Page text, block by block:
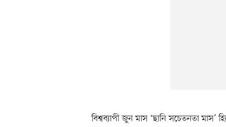
বিশ্বব্যাপী জুন মাস ‘ছানি সচেতনতা মাস’